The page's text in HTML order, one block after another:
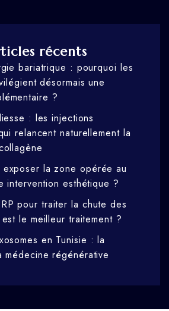
récents
bariatrique : pourquoi les
désormais une
?
: les injections
relancent naturellement la
la zone opérée au
intervention esthétique ?
pour traiter la chute des
le meilleur traitement ?
en Tunisie : la
médecine régénérative